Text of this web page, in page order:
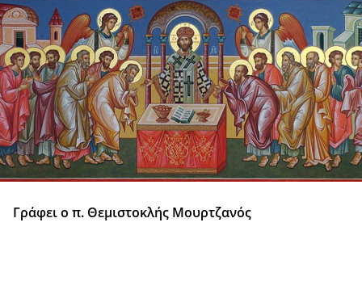
Γράφει ο π. Θεμιστοκλής Μουρτζανός